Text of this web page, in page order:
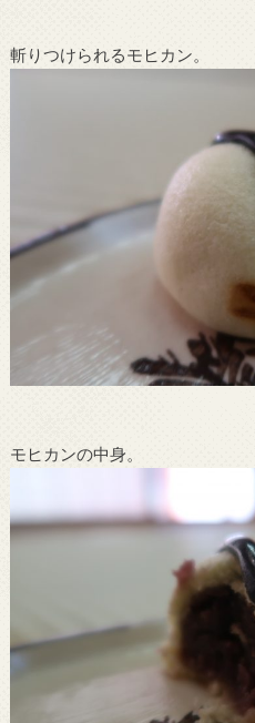
斬りつけられるモヒカン。
モヒカンの中身。